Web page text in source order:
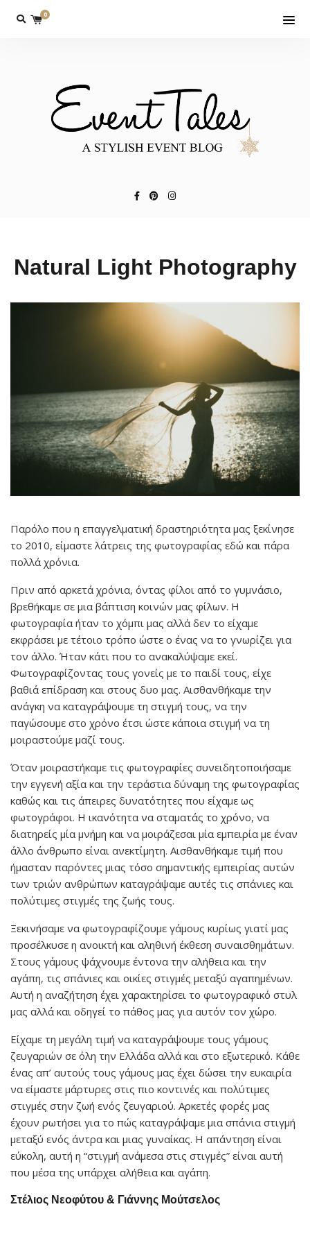
0
Natural Light Photography
Παρόλο που η επαγγελματική δραστηριότητα μας ξεκίνησε
το 2010, είμαστε λάτρεις της φωτογραφίας εδώ και πάρα
πολλά χρόνια.
Πριν από αρκετά χρόνια, όντας φίλοι από το γυμνάσιο,
βρεθήκαμε σε μια βάπτιση κοινών μας φίλων. Η
φωτογραφία ήταν το χόμπι μας αλλά δεν το είχαμε
εκφράσει με τέτοιο τρόπο ώστε ο ένας να το γνωρίζει για
τον άλλο. Ήταν κάτι που το ανακαλύψαμε εκεί.
Φωτογραφίζοντας τους γονείς με το παιδί τους, είχε
βαθιά επίδραση και στους δυο μας. Αισθανθήκαμε την
ανάγκη να καταγράψουμε τη στιγμή τους, να την
παγώσουμε στο χρόνο έτσι ώστε κάποια στιγμή να τη
μοιραστούμε μαζί τους.
Όταν μοιραστήκαμε τις φωτογραφίες συνειδητοποιήσαμε
την εγγενή αξία και την τεράστια δύναμη της φωτογραφίας
καθώς και τις άπειρες δυνατότητες που είχαμε ως
φωτογράφοι. Η ικανότητα να σταματάς το χρόνο, να
διατηρείς μία μνήμη και να μοιράζεσαι μία εμπειρία με έναν
άλλο άνθρωπο είναι ανεκτίμητη. Αισθανθήκαμε τιμή που
ήμασταν παρόντες μιας τόσο σημαντικής εμπειρίας αυτών
των τριών ανθρώπων καταγράψαμε αυτές τις σπάνιες και
πολύτιμες στιγμές της ζωής τους.
Ξεκινήσαμε να φωτογραφίζουμε γάμους κυρίως γιατί μας
προσέλκυσε η ανοικτή και αληθινή έκθεση συναισθημάτων.
Στους γάμους ψάχνουμε έντονα την αλήθεια και την
αγάπη, τις σπάνιες και οικίες στιγμές μεταξύ αγαπημένων.
Αυτή η αναζήτηση έχει χαρακτηρίσει το φωτογραφικό στυλ
μας αλλά και οδηγεί το πάθος μας για αυτόν τον χώρο.
Είχαμε τη μεγάλη τιμή να καταγράψουμε τους γάμους
ζευγαριών σε όλη την Ελλάδα αλλά και στο εξωτερικό. Κάθε
ένας απ’ αυτούς τους γάμους μας έχει δώσει την ευκαιρία
να είμαστε μάρτυρες στις πιο κοντινές και πολύτιμες
στιγμές στην ζωή ενός ζευγαριού. Αρκετές φορές μας
έχουν ρωτήσει για το πώς καταγράψαμε μια σπάνια στιγμή
μεταξύ ενός άντρα και μιας γυναίκας. Η απάντηση είναι
εύκολη, αυτή η “στιγμή ανάμεσα στις στιγμές” είναι αυτή
που μέσα της υπάρχει αλήθεια και αγάπη.
Στέλιος Νεοφύτου & Γιάννης Μούτσελος